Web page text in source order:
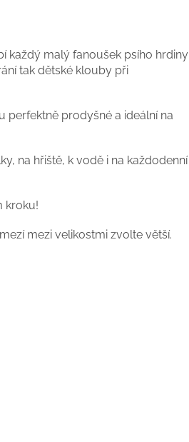
každý malý fanoušek psího hrdiny
tak dětské klouby při
perfektně prodyšné a ideální na
na hřiště, k vodě i na každodenní
kroku!
mezi velikostmi zvolte větší.